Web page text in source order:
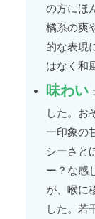
の方にほ
橘系の爽
的な表現
はなく和
味わい
した。お
一印象の
シーさと
ー？な感
が、喉に
した。若